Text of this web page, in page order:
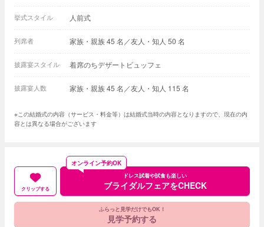
挙式スタイル 人前式
列席者 家族・親族 45 名／友人・知人 50 名
披露宴スタイル 着席のちデザートビュッフェ
披露宴人数 家族・親族 45 名／友人・知人 115 名
※この結婚式の内容（サービス・料金等）は結婚式当時の内容となりますので、現在の内
容とは異なる場合がございます
クリップする
ドレス試着や試食も楽しい
ブライダルフェアをCHECK
オンライン予約OK
ふらっと見学だけでもOK！
見学予約する